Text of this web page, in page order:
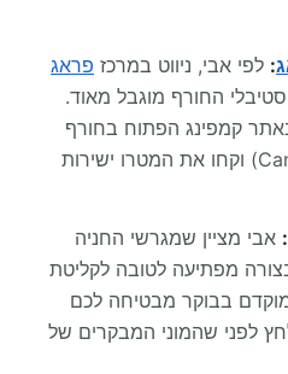
: לפי אבי, ניווט במרכז פראג
החורף מוגבל מאוד.
קמפינג הפתוח בחורף
(כמו Camp Sunny Camp) וקחו את המטרו ישירות
אבי מציין שמגרשי החניה
מפתיעה לטובה לקליטת
בבוקר מבטיחה לכם
לפני שהמוני המבקרים של